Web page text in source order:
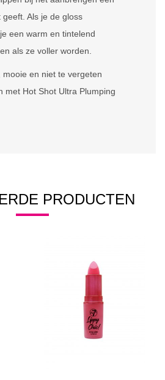
Als je de gloss
een warm en tintelend
als ze voller worden.
mooie en niet te vergeten
met Hot Shot Ultra Plumping
PRODUCTEN